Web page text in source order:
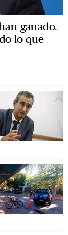
ganado.
lo que